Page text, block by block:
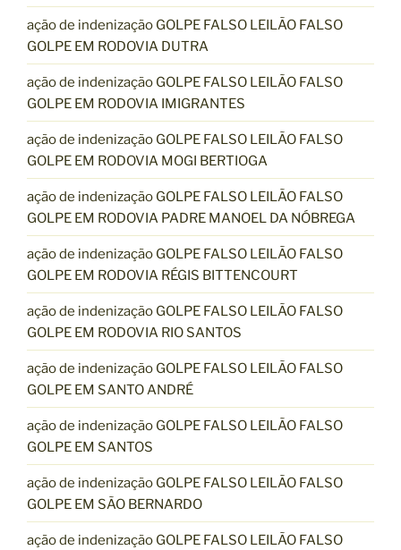
ação de indenização GOLPE FALSO LEILÃO FALSO
GOLPE EM RODOVIA DUTRA
ação de indenização GOLPE FALSO LEILÃO FALSO
GOLPE EM RODOVIA IMIGRANTES
ação de indenização GOLPE FALSO LEILÃO FALSO
GOLPE EM RODOVIA MOGI BERTIOGA
ação de indenização GOLPE FALSO LEILÃO FALSO
GOLPE EM RODOVIA PADRE MANOEL DA NÓBREGA
ação de indenização GOLPE FALSO LEILÃO FALSO
GOLPE EM RODOVIA RÉGIS BITTENCOURT
ação de indenização GOLPE FALSO LEILÃO FALSO
GOLPE EM RODOVIA RIO SANTOS
ação de indenização GOLPE FALSO LEILÃO FALSO
GOLPE EM SANTO ANDRÉ
ação de indenização GOLPE FALSO LEILÃO FALSO
GOLPE EM SANTOS
ação de indenização GOLPE FALSO LEILÃO FALSO
GOLPE EM SÃO BERNARDO
ação de indenização GOLPE FALSO LEILÃO FALSO